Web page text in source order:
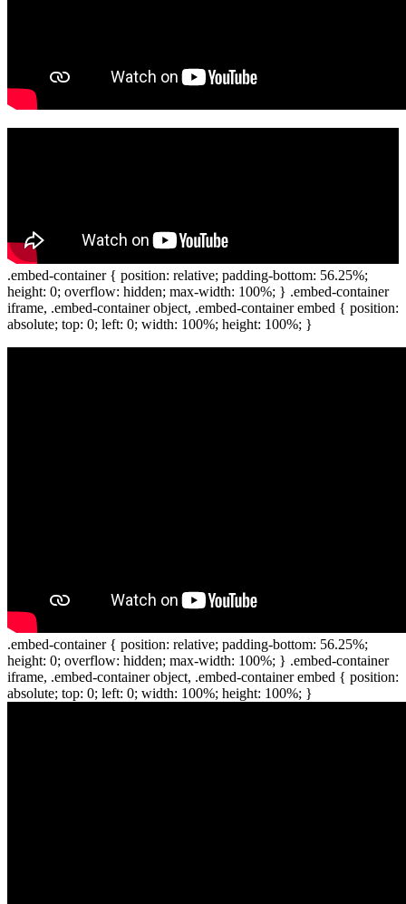
.embed-container { position: relative; padding-bottom: 56.25%;
height: 0; overflow: hidden; max-width: 100%; } .embed-container
iframe, .embed-container object, .embed-container embed { position:
absolute; top: 0; left: 0; width: 100%; height: 100%; }
.embed-container { position: relative; padding-bottom: 56.25%;
height: 0; overflow: hidden; max-width: 100%; } .embed-container
iframe, .embed-container object, .embed-container embed { position:
absolute; top: 0; left: 0; width: 100%; height: 100%; }